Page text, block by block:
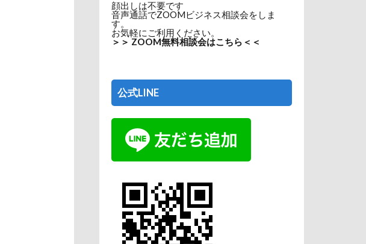
顔出しは不要です
音声通話でZOOMビジネス相談会をしま
す。
お気軽にご利用ください。
＞＞ ZOOM無料相談会はこちら＜＜
公式LINE